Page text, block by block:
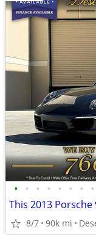
• • • • • • • •
8/7 90k mi